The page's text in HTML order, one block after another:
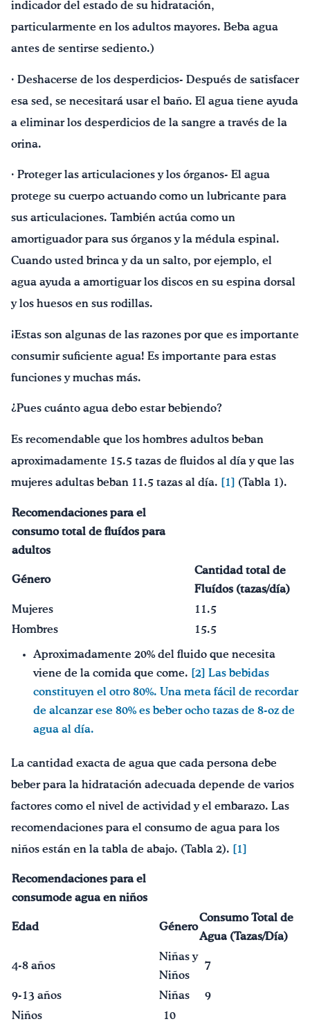
indicador del estado de su hidratación,
particularmente en los adultos mayores. Beba agua
antes de sentirse sediento.)
· Deshacerse de los desperdicios- Después de satisfacer
esa sed, se necesitará usar el baño. El agua tiene ayuda
a eliminar los desperdicios de la sangre a través de la
orina.
· Proteger las articulaciones y los órganos- El agua
protege su cuerpo actuando como un lubricante para
sus articulaciones. También actúa como un
amortiguador para sus órganos y la médula espinal.
Cuando usted brinca y da un salto, por ejemplo, el
agua ayuda a amortiguar los discos en su espina dorsal
y los huesos en sus rodillas.
¡Estas son algunas de las razones por que es importante
consumir suficiente agua! Es importante para estas
funciones y muchas más.
¿Pues cuánto agua debo estar bebiendo?
Es recomendable que los hombres adultos beban
aproximadamente 15.5 tazas de fluidos al día y que las
mujeres adultas beban 11.5 tazas al día. [1] (Tabla 1).
Recomendaciones para el
consumo total de fluídos para
adultos
Género
Cantidad total de
Fluídos (tazas/día)
Mujeres
11.5
Hombres
15.5
Aproximadamente 20% del fluido que necesita
viene de la comida que come. [2] Las bebidas
constituyen el otro 80%. Una meta fácil de recordar
de alcanzar ese 80% es beber ocho tazas de 8-oz de
agua al día.
La cantidad exacta de agua que cada persona debe
beber para la hidratación adecuada depende de varios
factores como el nivel de actividad y el embarazo. Las
recomendaciones para el consumo de agua para los
niños están en la tabla de abajo. (Tabla 2). [1]
Recomendaciones para el
consumode agua en niños
Edad Género
Consumo Total de
Agua (Tazas/Día)
4-8 años
Niñas y
Niños
7
9-13 años Niñas
9
Niños
10